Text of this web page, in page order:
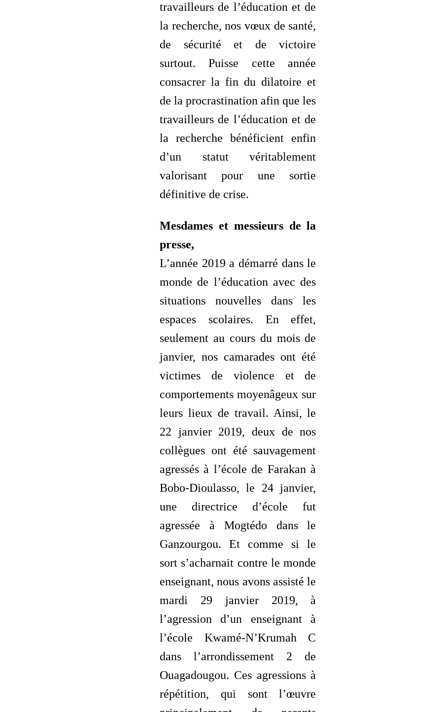
travailleurs de l’éducation et de
la recherche, nos vœux de santé,
de sécurité et de victoire
surtout. Puisse cette année
consacrer la fin du dilatoire et
de la procrastination afin que les
travailleurs de l’éducation et de
la recherche bénéficient enfin
d’un statut véritablement
valorisant pour une sortie
définitive de crise.
Mesdames et messieurs de la
presse,
L’année 2019 a démarré dans le
monde de l’éducation avec des
situations nouvelles dans les
espaces scolaires. En effet,
seulement au cours du mois de
janvier, nos camarades ont été
victimes de violence et de
comportements moyenâgeux sur
leurs lieux de travail. Ainsi, le
22 janvier 2019, deux de nos
collègues ont été sauvagement
agressés à l’école de Farakan à
Bobo-Dioulasso, le 24 janvier,
une directrice d’école fut
agressée à Mogtédo dans le
Ganzourgou. Et comme si le
sort s’acharnait contre le monde
enseignant, nous avons assisté le
mardi 29 janvier 2019, à
l’agression d’un enseignant à
l’école Kwamé-N’Krumah C
dans l’arrondissement 2 de
Ouagadougou. Ces agressions à
répétition, qui sont l’œuvre